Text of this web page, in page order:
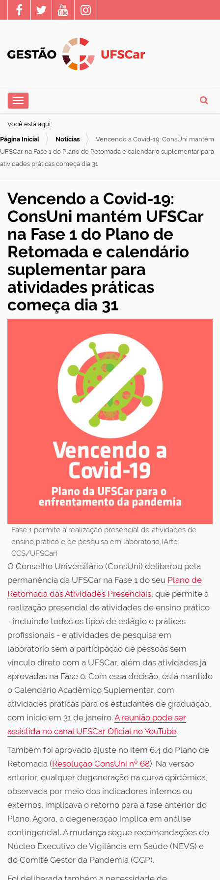
Busca
e
g
a
ç
Toggle navigation
Você está aqui:
Página Inicial Notícias
Vencendo a Covid-19: ConsUni mantém
UFSCar na Fase 1 do Plano de Retomada e calendário suplementar para
atividades práticas começa dia 31
Vencendo a Covid-19:
ConsUni mantém UFSCar
na Fase 1 do Plano de
Retomada e calendário
suplementar para
atividades práticas
começa dia 31
Fase 1 permite a realização presencial de atividades de
ensino prático e de pesquisa em laboratório (Arte:
CCS/UFSCar)
O Conselho Universitário (ConsUni) deliberou pela
permanência da UFSCar na Fase 1 do seu Plano de
Retomada das Atividades Presenciais, que permite a
realização presencial de atividades de ensino prático
- incluindo todos os tipos de estágio e práticas
profissionais - e atividades de pesquisa em
laboratório sem a participação de pessoas sem
vínculo direto com a UFSCar, além das atividades já
aprovadas na Fase 0. Com essa decisão, está mantido
o Calendário Acadêmico Suplementar, com
atividades práticas para os estudantes de graduação,
com início em 31 de janeiro. A reunião pode ser
assistida no canal UFSCar Oficial no YouTube.
Também foi aprovado ajuste no item 6.4 do Plano de
Retomada (Resolução ConsUni nº 68). Na versão
anterior, qualquer degeneração na curva epidêmica,
observada por meio dos indicadores internos ou
externos, implicava o retorno para a fase anterior do
Plano. Agora, a degeneração implica em análise
contingencial. A mudança segue recomendações do
Núcleo Executivo de Vigilância em Saúde (NEVS) e
do Comitê Gestor da Pandemia (CGP).